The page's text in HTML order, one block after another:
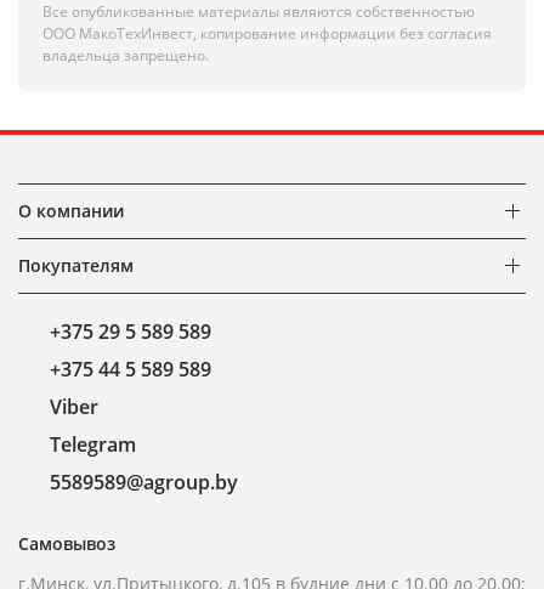
Все опубликованные материалы являются собственностью
ООО МакоТехИнвест, копирование информации без согласия
владельца запрещено.
О компании
Покупателям
+375 29 5 589 589
+375 44 5 589 589
Viber
Telegram
5589589@agroup.by
Самовывоз
г.Минск, ул.Притыцкого, д.105 в будние дни с 10.00 до 20.00;